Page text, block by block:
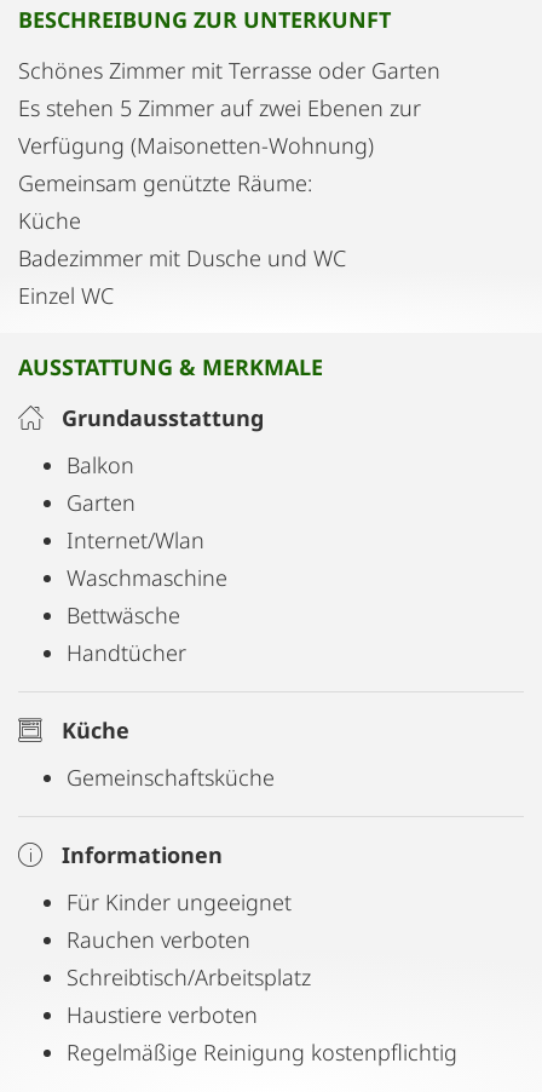
BESCHREIBUNG ZUR UNTERKUNFT
Schönes Zimmer mit Terrasse oder Garten
Es stehen 5 Zimmer auf zwei Ebenen zur
Verfügung (Maisonetten-Wohnung)
Gemeinsam genützte Räume:
Küche
Badezimmer mit Dusche und WC
Einzel WC
AUSSTATTUNG & MERKMALE
Grundausstattung
Balkon
Garten
Internet/Wlan
Waschmaschine
Bettwäsche
Handtücher
Küche
Gemeinschaftsküche
Informationen
Für Kinder ungeeignet
Rauchen verboten
Schreibtisch/Arbeitsplatz
Haustiere verboten
Regelmäßige Reinigung kostenpflichtig